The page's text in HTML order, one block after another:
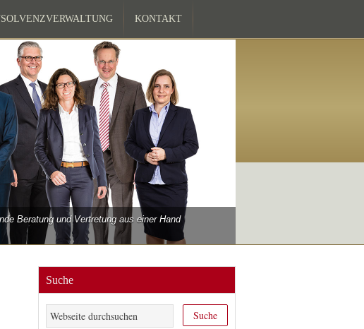
KONTAKT
Beratung und Vertretung aus einer Hand
Suche